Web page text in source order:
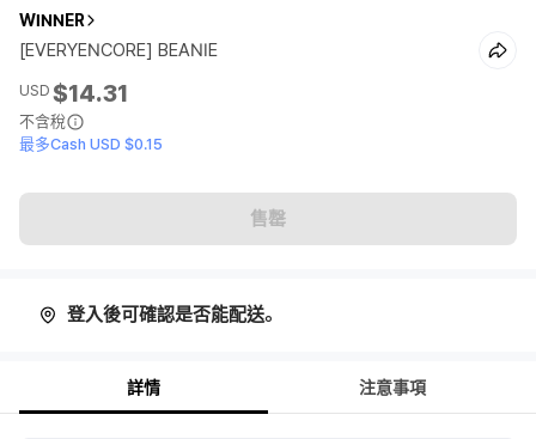
WINNER
[EVERYENCORE] BEANIE
USD $14.31
不含稅
最多Cash USD $0.15
售罄
登入後可確認是否能配送。
詳情 注意事項